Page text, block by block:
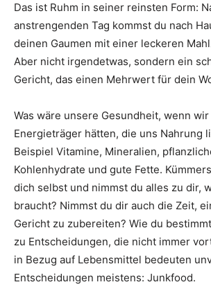
Das ist Ruhm in seiner reinsten Form:
anstrengenden Tag kommst du nach
deinen Gaumen mit einer leckeren
Aber nicht irgendetwas, sondern ein
Gericht, das einen Mehrwert für dein
Was wäre unsere Gesundheit, wenn
Energieträger hätten, die uns Nahrung
Beispiel Vitamine, Mineralien,
Kohlenhydrate und gute Fette.
dich selbst und nimmst du alles zu dir,
braucht? Nimmst du dir auch die Zeit,
Gericht zu zubereiten? Wie du
zu Entscheidungen, die nicht immer
in Bezug auf Lebensmittel bedeuten
Entscheidungen meistens: Junkfood.